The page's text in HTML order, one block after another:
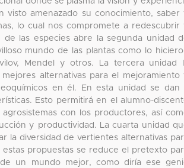
visto amenazado su conocimiento, saber
lo cual nos compromete a redescubrir
las especies abre la segunda unidad
mundo de las plantas como lo
Mendel y otros. La tercera unidad
alternativas para el mejoramiento
en él. En esta unidad se dan
Esto permitirá en el alumno-
con los productores, así
y productividad. La cuarta unidad
la diversidad de vertientes alternativas
propuestas se reduce el pretexto
un mundo mejor, como diría ese